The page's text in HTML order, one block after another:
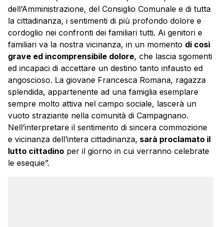
dell’Amministrazione, del Consiglio Comunale e di tutta
la cittadinanza, i sentimenti di più profondo dolore e
cordoglio nei confronti dei familiari tutti. Ai genitori e
familiari va la nostra vicinanza, in un momento di così
grave ed incomprensibile dolore, che lascia sgomenti
ed incapaci di accettare un destino tanto infausto ed
angoscioso. La giovane Francesca Romana, ragazza
splendida, appartenente ad una famiglia esemplare
sempre molto attiva nel campo sociale, lascerà un
vuoto straziante nella comunità di Campagnano.
Nell’interpretare il sentimento di sincera commozione
e vicinanza dell’intera cittadinanza, sarà proclamato il
lutto cittadino per il giorno in cui verranno celebrate
le esequie”.